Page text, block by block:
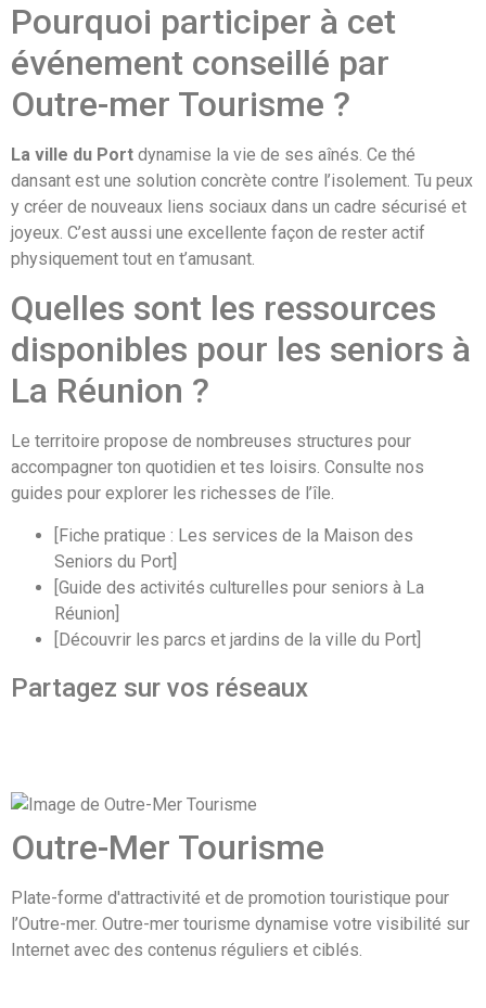
Pourquoi participer à cet
événement conseillé par
Outre-mer Tourisme ?
La ville du Port dynamise la vie de ses aînés. Ce thé
dansant est une solution concrète contre l’isolement. Tu peux
y créer de nouveaux liens sociaux dans un cadre sécurisé et
joyeux. C’est aussi une excellente façon de rester actif
physiquement tout en t’amusant.
Quelles sont les ressources
disponibles pour les seniors à
La Réunion ?
Le territoire propose de nombreuses structures pour
accompagner ton quotidien et tes loisirs. Consulte nos
guides pour explorer les richesses de l’île.
[Fiche pratique : Les services de la Maison des
Seniors du Port]
[Guide des activités culturelles pour seniors à La
Réunion]
[Découvrir les parcs et jardins de la ville du Port]
Partagez sur vos réseaux
Outre-Mer Tourisme
Plate-forme d'attractivité et de promotion touristique pour
l’Outre-mer. Outre-mer tourisme dynamise votre visibilité sur
Internet avec des contenus réguliers et ciblés.